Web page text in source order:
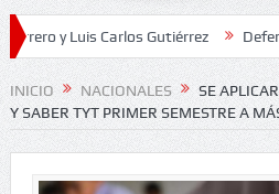
Carlos Gutiérrez Defensoría
Nacionales 2026
INICIO NACIONALES
SE
Y SABER TYT PRIMER SEMESTRE A